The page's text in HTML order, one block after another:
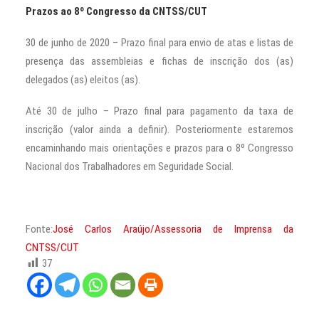
Prazos ao 8º Congresso da CNTSS/CUT
30 de junho de 2020 – Prazo final para envio de atas e listas de
presença das assembleias e fichas de inscrição dos (as)
delegados (as) eleitos (as).
Até 30 de julho – Prazo final para pagamento da taxa de
inscrição (valor ainda a definir). Posteriormente estaremos
encaminhando mais orientações e prazos para o 8º Congresso
Nacional dos Trabalhadores em Seguridade Social.
Fonte:José Carlos Araújo/Assessoria de Imprensa da
CNTSS/CUT
37